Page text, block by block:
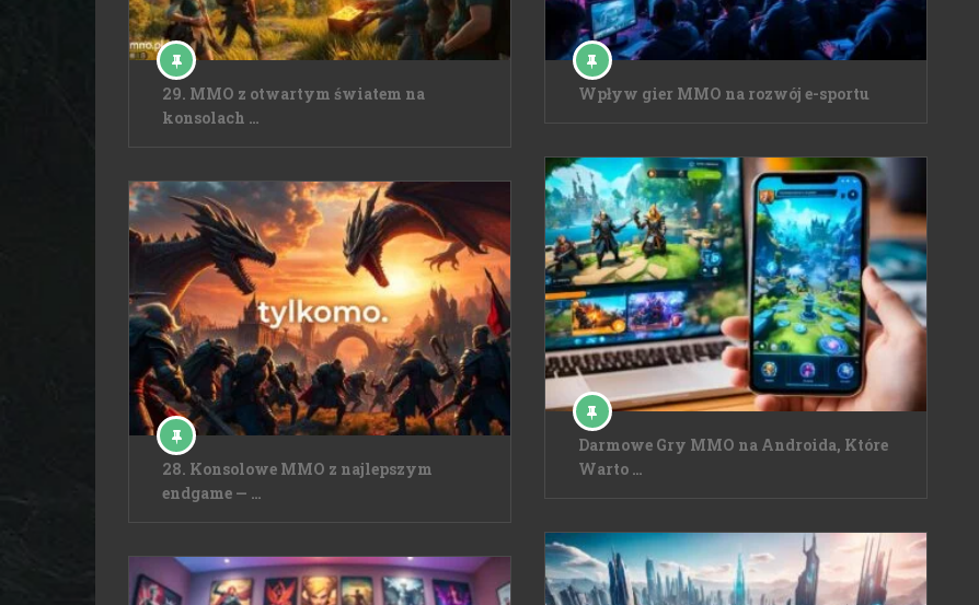
29. MMO z otwartym światem na
konsolach …
28. Konsolowe MMO z najlepszym
endgame — …
Wpływ gier MMO na rozwój e-sportu
Darmowe Gry MMO na Androida, Które
Warto …